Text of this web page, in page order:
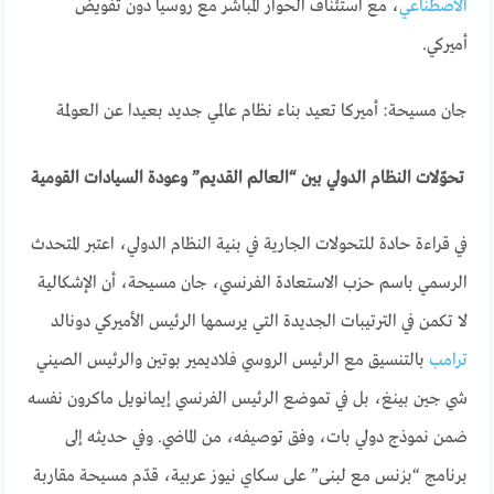
الاصطناعي، مع استئناف الحوار المباشر مع روسيا دون تفويض
أميركي.
جان مسيحة: أميركا تعيد بناء نظام عالمي جديد بعيدا عن العولمة
تحوّلات النظام الدولي بين “العالم القديم” وعودة السيادات القومية
في قراءة حادة للتحولات الجارية في بنية النظام الدولي، اعتبر المتحدث
الرسمي باسم حزب الاستعادة الفرنسي، جان مسيحة، أن الإشكالية
لا تكمن في الترتيبات الجديدة التي يرسمها الرئيس الأميركي دونالد
ترامب بالتنسيق مع الرئيس الروسي فلاديمير بوتين والرئيس الصيني
شي جين بينغ، بل في تموضع الرئيس الفرنسي إيمانويل ماكرون نفسه
ضمن نموذج دولي بات، وفق توصيفه، من الماضي. وفي حديثه إلى
برنامج “بزنس مع لبنى” على سكاي نيوز عربية، قدّم مسيحة مقاربة